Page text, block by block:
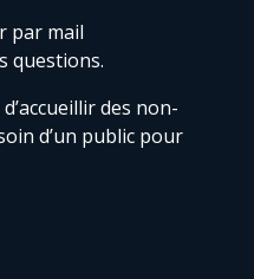
par mail
questions.
des non-
d’un public pour
libre